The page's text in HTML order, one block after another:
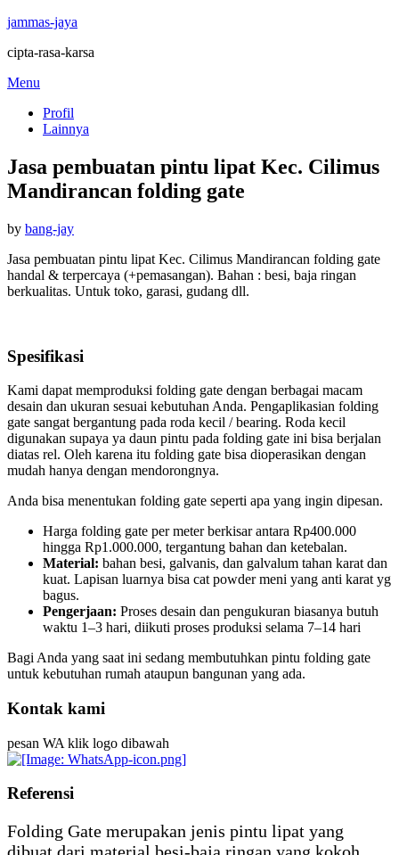
jammas-jaya
cipta-rasa-karsa
Skip
content
Menu
Profil
Lainnya
Jasa pembuatan pintu lipat Kec. Cilimus
Mandirancan folding gate
by bang-jayPosted
Jasa pembuatan pintu lipat Kec. Cilimus Mandirancan folding gate
handal & terpercaya (+pemasangan). Bahan : besi, baja ringan
berkualitas. Untuk toko, garasi, gudang dll.
Spesifikasi
Kami dapat memproduksi folding gate dengan berbagai macam
desain dan ukuran sesuai kebutuhan Anda. Pengaplikasian folding
gate sangat bergantung pada roda kecil / bearing. Roda kecil
digunakan supaya ya daun pintu pada folding gate ini bisa berjalan
diatas rel. Oleh karena itu folding gate bisa dioperasikan dengan
mudah hanya dengan mendorongnya.
Anda bisa menentukan folding gate seperti apa yang ingin dipesan.
Harga folding gate per meter berkisar antara Rp400.000
hingga Rp1.000.000, tergantung bahan dan ketebalan.
Material: bahan besi, galvanis, dan galvalum tahan karat dan
kuat. Lapisan luarnya bisa cat powder meni yang anti karat yg
bagus.
Pengerjaan: Proses desain dan pengukuran biasanya butuh
waktu 1–3 hari, diikuti proses produksi selama 7–14 hari
Bagi Anda yang saat ini sedang membutuhkan pintu folding gate
untuk kebutuhan rumah ataupun bangunan yang ada.
Kontak kami
pesan WA klik logo dibawah
Referensi
Folding Gate merupakan jenis pintu lipat yang